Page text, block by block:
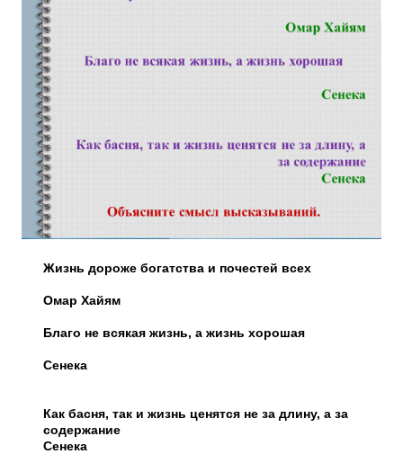
Жизнь дороже богатства и почестей всех
Омар Хайям
Благо не всякая жизнь, а жизнь хорошая
Сенека
Как басня, так и жизнь ценятся не за длину, а за
содержание
Сенека